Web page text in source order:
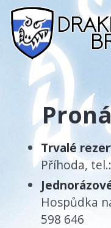
Trvalé
Příhoda,
Hospůdka
598 646